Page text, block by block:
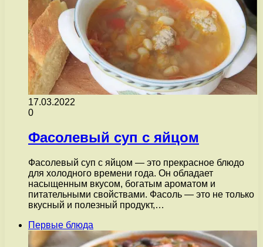
17.03.2022
0
Фасолевый суп с яйцом
Фасолевый суп с яйцом — это прекрасное блюдо
для холодного времени года. Он обладает
насыщенным вкусом, богатым ароматом и
питательными свойствами. Фасоль — это не только
вкусный и полезный продукт,…
Первые блюда